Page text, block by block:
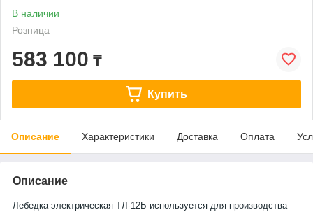
В наличии
Розница
583 100 ₸
Купить
Описание Характеристики Доставка Оплата
Описание
Лебедка электрическая ТЛ-12Б используется для производства